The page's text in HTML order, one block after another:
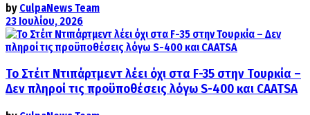
by CulpaNews Team
23 Ιουλίου, 2026
Το Στέιτ Ντιπάρτμεντ λέει όχι στα F-35 στην Τουρκία –
Δεν πληροί τις προϋποθέσεις λόγω S-400 και CAATSA